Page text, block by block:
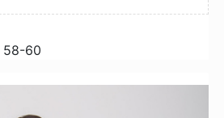
58-60